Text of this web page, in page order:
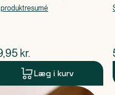
pris
kr.
Læg i kurv